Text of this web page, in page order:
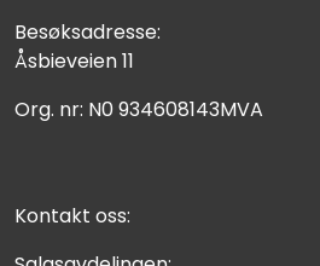
Besøksadresse:
Åsbieveien 11
Org. nr: N0 934608143MVA
Kontakt oss: